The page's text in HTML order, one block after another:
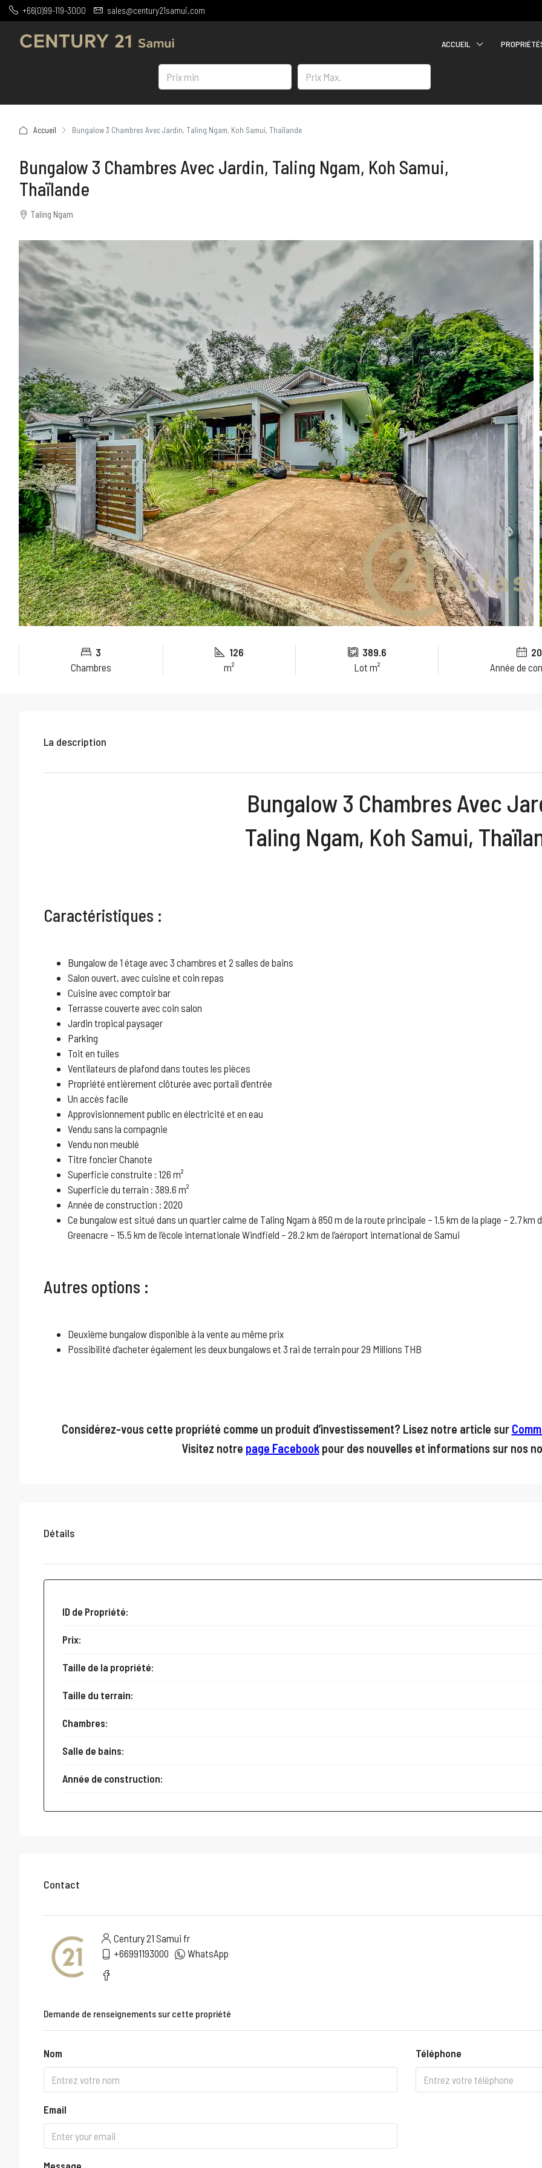
+66(0)99-119-3000 sales@century21samui.com
ACCUEIL
Accueil Bungalow 3 Chambres Avec Jardin, Taling Ngam, Koh Samui, Thaïlande
Bungalow 3 Chambres Avec Jardin, Taling Ngam, Koh Samui,
Thaïlande
Taling Ngam
3
Chambres
126
m²
389.6
Lot m²
Année de
La description
Bungalow 3 Chambres Avec
Taling Ngam, Koh Samui,
Caractéristiques :
Bungalow de 1 étage avec 3 chambres et 2 salles de bains
Salon ouvert, avec cuisine et coin repas
Cuisine avec comptoir bar
Terrasse couverte avec coin salon
Jardin tropical paysager
Parking
Toit en tuiles
Ventilateurs de plafond dans toutes les pièces
Propriété entièrement clôturée avec portail d’entrée
Un accès facile
Approvisionnement public en électricité et en eau
Vendu sans la compagnie
Vendu non meublé
Titre foncier Chanote
Superficie construite : 126 m²
Superficie du terrain : 389.6 m²
Année de construction : 2020
Ce bungalow est situé dans un quartier calme de Taling Ngam à 850 m de la route principale – 1.5 km de la plage – 2.7 km
Greenacre – 15.5 km de l’école internationale Windfield – 28.2 km de l’aéroport international de Samui
Autres options :
Deuxième bungalow disponible à la vente au même prix
Possibilité d’acheter également les deux bungalows et 3 rai de terrain pour 29 Millions THB
Considérez-vous cette propriété comme un produit d’investissement? Lisez notre article sur
Visitez notre page Facebookpour des nouvelles et informations sur nos
Détails
ID de Propriété:
Prix:
Taille de la propriété:
Taille du terrain:
Chambres:
Salle de bains:
Année de construction:
Contact
Century 21 Samui fr
+66991193000
WhatsApp
Demande de renseignements sur cette propriété
Nom Téléphone
Email
Message